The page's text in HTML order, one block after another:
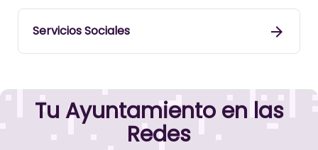
Servicios Sociales
Tu Ayuntamiento en las
Redes